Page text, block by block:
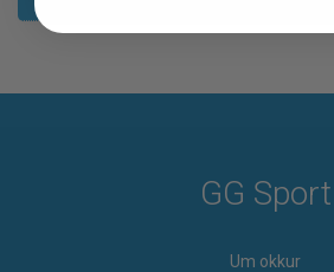
GG Sport
Um okkur